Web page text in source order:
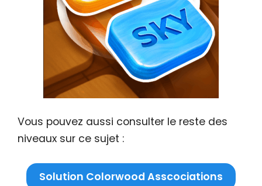
Vous pouvez aussi consulter le reste des
niveaux sur ce sujet :
Solution Colorwood Asscociations